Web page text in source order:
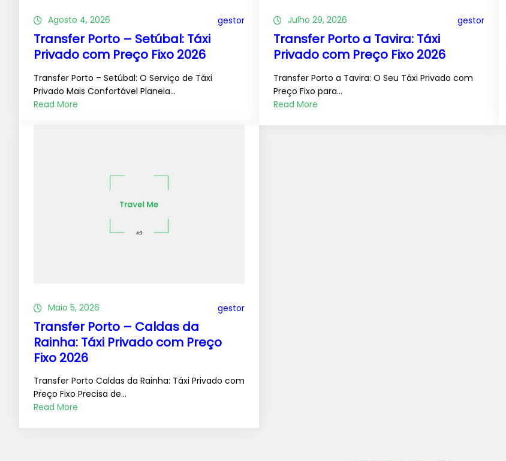
Agosto 4, 2026 gestor
Transfer Porto – Setúbal: Táxi
Privado com Preço Fixo 2026
Transfer Porto – Setúbal: O Serviço de Táxi
Privado Mais Confortável Planeia…
Read More
Julho 29, 2026 gestor
Transfer Porto a Tavira: Táxi
Privado com Preço Fixo 2026
Transfer Porto a Tavira: O Seu Táxi Privado com
Preço Fixo para…
Read More
Maio 5, 2026 gestor
Transfer Porto – Caldas da
Rainha: Táxi Privado com Preço
Fixo 2026
Transfer Porto Caldas da Rainha: Táxi Privado com
Preço Fixo Precisa de…
Read More